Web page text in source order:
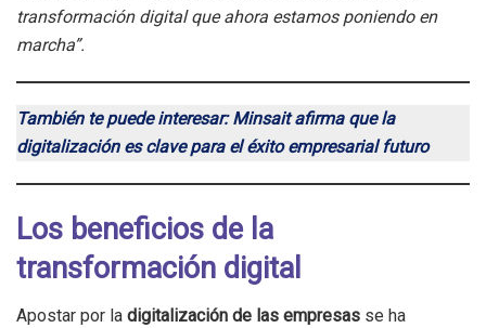
transformación digital que ahora estamos poniendo en
marcha”.
También te puede interesar: Minsait afirma que la
digitalización es clave para el éxito empresarial futuro
Los beneficios de la
transformación digital
Apostar por la digitalización de las empresas se ha